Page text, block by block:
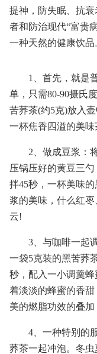
提神，防失眠、抗
者和防治现代“富贵
一种天然的健康饮品
1、首先，就是
单，只需80-90摄氏
苦荞茶(约5克)放入
一杯焦香四溢的美
2、做成豆浆：
压锅压好的黄豆三
拌45秒，一杯美味
浆的美味，什么红
云!
3、与咖啡一起
一袋5克装的黑苦荞
秒，配入一小调羹
着淡淡的蜂蜜的香
美的燃脂功效的叠加
4、一种特别的
荞茶一起冲泡。冬